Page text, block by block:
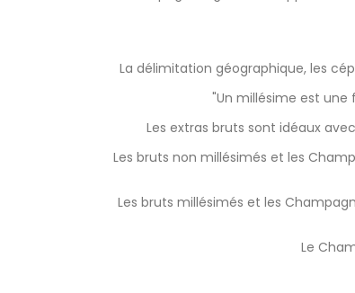
La délimitation géographique, les
"Un millésime est
Les extras bruts sont idéaux
Les bruts non millésimés et les
Les bruts millésimés et les
Le